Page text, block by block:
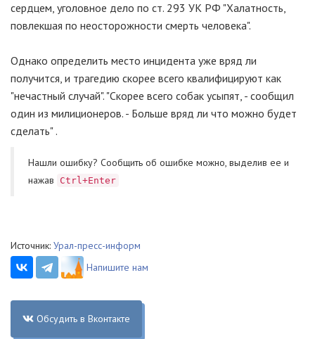
сердцем, уголовное дело по ст. 293 УК РФ "Халатность,
повлекшая по неосторожности смерть человека".
Однако определить место инцидента уже вряд ли
получится, и трагедию скорее всего квалифицируют как
"нечастный случай". "Скорее всего собак усыпят, - сообщил
один из милиционеров. - Больше вряд ли что можно будет
сделать" .
Нашли ошибку? Cообщить об ошибке можно, выделив ее и
нажав
Ctrl+Enter
Источник: Урал-пресс-информ
Напишите нам
Обсудить в Вконтакте